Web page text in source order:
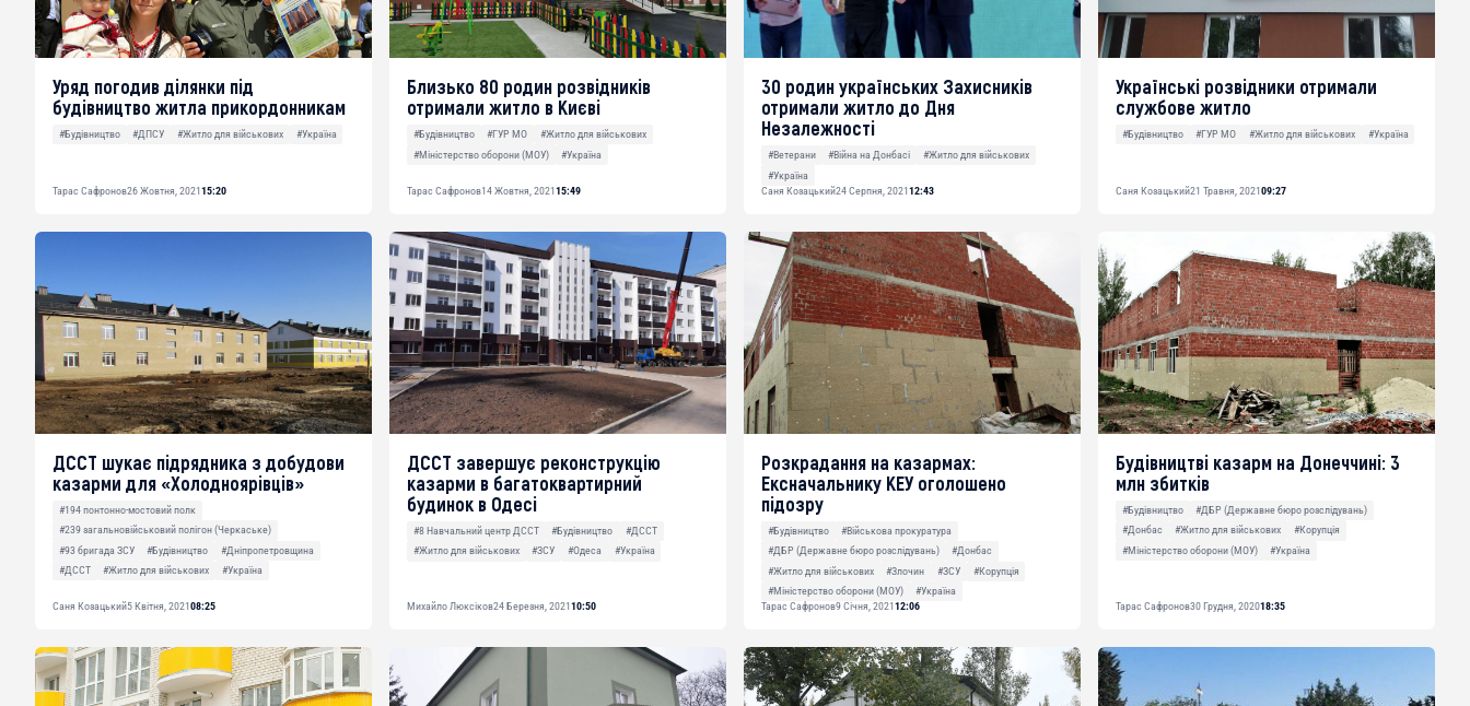
Уряд погодив ділянки під
будівництво житла прикордонникам
#Будівництво #ДПСУ #Житло для військових #Україна
Тарас Сафронов26 Жовтня, 202115:20
Близько 80 родин розвідників
отримали житло в Києві
#Будівництво #ГУР МО
#Житло для військових
#Міністерство оборони (МОУ)
#Україна
Тарас Сафронов14 Жовтня, 202115:49
30 родин українських Захисників
отримали житло до Дня
Незалежності
#Ветерани #Війна на Донбасі
#Житло для військових
#Україна
Саня Козацький24 Серпня, 202112:43
Українські розвідники отримали
службове житло
#Будівництво #ГУР МО #Житло для військових #Україна
Саня Козацький21 Травня, 202109:27
ДССТ шукає підрядника з добудови
казарми для «Холодноярівців»
#194 понтонно-мостовий полк
#239 загальновійськовий полігон (Черкаське)
#93 бригада ЗСУ
#Будівництво
#Дніпропетровщина
#ДССТ
#Житло для військових #Україна
Саня Козацький5 Квітня, 202108:25
ДССТ завершує реконструкцію
казарми в багатоквартирний
будинок в Одесі
#8 Навчальний центр ДССТ #Будівництво
#ДССТ
#Житло для військових
#ЗСУ #Одеса #Україна
Михайло Люксіков24 Березня, 202110:50
Розкрадання на казармах:
Ексначальнику КЕУ оголошено
підозру
#Будівництво
#Військова прокуратура
#ДБР (Державне бюро розслідувань)
#Донбас
#Житло для військових
#Злочин #ЗСУ
#Корупція
#Міністерство оборони (МОУ)
#Україна
Тарас Сафронов9 Січня, 202112:06
Будівництві казарм на Донеччині: 3
млн збитків
#Будівництво
#ДБР (Державне бюро розслідувань)
#Донбас
#Житло для військових
#Корупція
#Міністерство оборони (МОУ)
#Україна
Тарас Сафронов30 Грудня, 202018:35